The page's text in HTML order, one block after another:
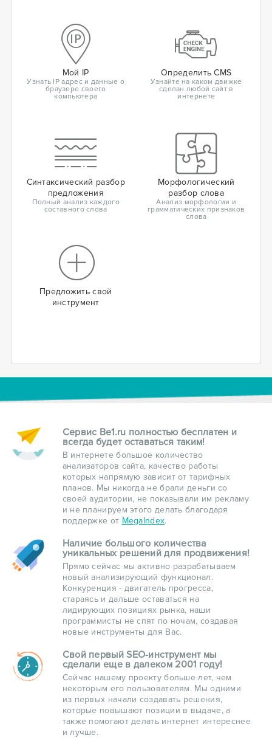
Мой IP
Узнать IP адрес и данные о
браузере своего
компьютера
Определить CMS
Узнайте на каком движке
сделан любой сайт в
интернете
Синтаксический разбор
предложения
Полный анализ каждого
составного слова
Морфологический
разбор слова
Анализ морфологии и
грамматических признаков
слова
Предложить свой
инструмент
Сервис Be1.ru полностью бесплатен и
всегда будет оставаться таким!
В интернете большое количество
анализаторов сайта, качество работы
которых напрямую зависит от тарифных
планов. Мы никогда не брали деньги со
своей аудитории, не показывали им рекламу
и не планируем этого делать благодаря
поддержке от MegaIndex.
Наличие большого количества
уникальных решений для продвижения!
Прямо сейчас мы активно разрабатываем
новый анализирующий функционал.
Конкуренция - двигатель прогресса,
стараясь и дальше оставаться на
лидирующих позициях рынка, наши
программисты не спят по ночам, создавая
новые инструменты для Вас.
Свой первый SEO-инструмент мы
сделали еще в далеком 2001 году!
Сейчас нашему проекту больше лет, чем
некоторым его пользователям. Мы одними
из первых начали создавать решения,
которые повышают позиции в выдаче, а
также помогают делать интернет интереснее
и лучше.